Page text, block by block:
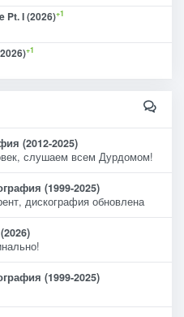
Pt. I (2026)+1
+1
(2012-2025)
слушаем всем Дурдомом!
(1999-2025)
дискография обновлена
(1999-2025)